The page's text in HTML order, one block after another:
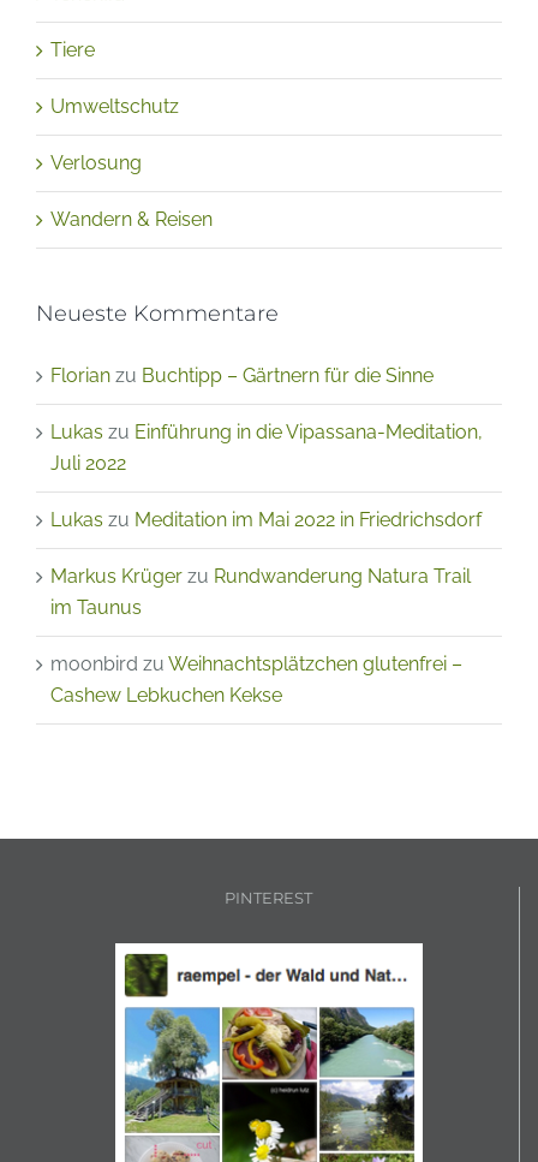
Umweltschutz
Verlosung
Wandern & Reisen
Juli 2022
Lukas zu Meditation im Mai 2022 in Friedrichsdorf
Markus KrügerzuRundwanderung Natura Trail
im Taunus
moonbird zuWeihnachtsplätzchen glutenfrei –
Cashew Lebkuchen Kekse